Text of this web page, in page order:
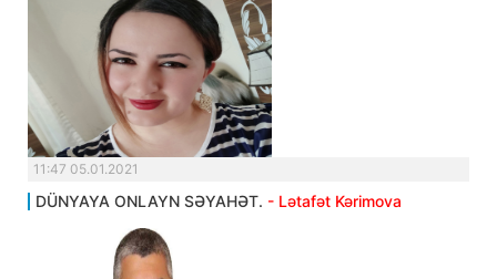
11:47 05.01.2021
DÜNYAYA ONLAYN SƏYAHƏT. - Lətafət Kərimova